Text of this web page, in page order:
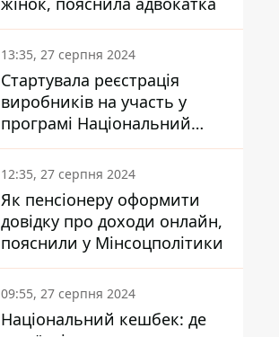
13:35, 27 серпня 2024
Стартувала реєстрація
виробників на участь у
програмі Національний
кешбек: як це зробити
через портал Дія
12:35, 27 серпня 2024
Як пенсіонеру оформити
довідку про доходи онлайн,
пояснили у Мінсоцполітики
09:55, 27 серпня 2024
Національний кешбек: де